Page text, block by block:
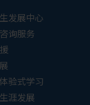
发展中心
询服务
验式学习
涯发展